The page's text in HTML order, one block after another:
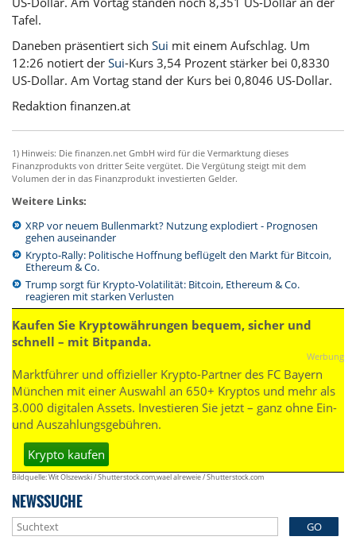
Tafel.
Daneben präsentiert sich Sui mit einem Aufschlag. Um
12:26 notiert der Sui-Kurs 3,54 Prozent stärker bei 0,8330
US-Dollar. Am Vortag stand der Kurs bei 0,8046 US-Dollar.
Redaktion finanzen.at
1) Hinweis: Die finanzen.net GmbH wird für die Vermarktung dieses
Finanzprodukts von dritter Seite vergütet. Die Vergütung steigt mit dem
Volumen der in das Finanzprodukt investierten Gelder.
Weitere Links:
XRP vor neuem Bullenmarkt? Nutzung explodiert - Prognosen
gehen auseinander
Krypto-Rally: Politische Hoffnung beflügelt den Markt für Bitcoin,
Ethereum & Co.
Trump sorgt für Krypto-Volatilität: Bitcoin, Ethereum & Co.
reagieren mit starken Verlusten
Kaufen Sie Kryptowährungen bequem, sicher und
schnell – mit Bitpanda.
Werbung
Marktführer und offizieller Krypto-Partner des FC Bayern
München mit einer Auswahl an 650+ Kryptos und mehr als
3.000 digitalen Assets. Investieren Sie jetzt – ganz ohne Ein-
und Auszahlungsgebühren.
Krypto kaufen
Bildquelle: Wit Olszewski / Shutterstock.com,wael alreweie / Shutterstock.com
NEWSSUCHE
GO